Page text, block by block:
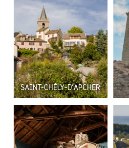
SAINT-CHÉLY-D’APCHER